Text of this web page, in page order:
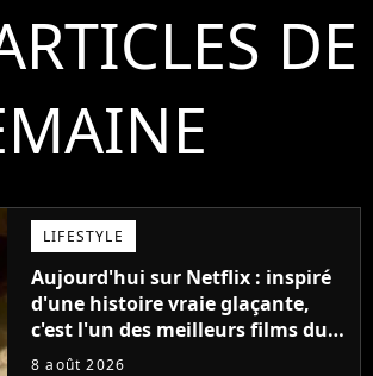
DE
LIFESTYLE
Aujourd'hui sur Netflix : inspiré
d'une histoire vraie glaçante,
c'est l'un des meilleurs films du
21ème siècle
8 août 2026